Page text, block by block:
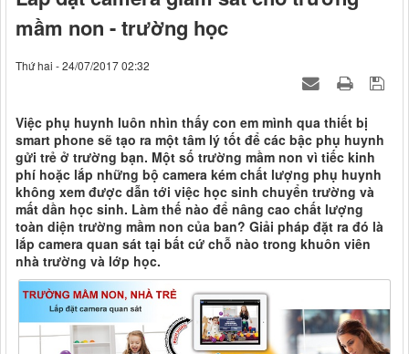
mầm non - trường học
Thứ hai - 24/07/2017 02:32
Việc phụ huynh luôn nhìn thấy con em mình qua thiết bị
smart phone sẽ tạo ra một tâm lý tốt để các bậc phụ huynh
gửi trẻ ở trường bạn. Một số trường mầm non vì tiếc kinh
phí hoặc lắp những bộ camera kém chất lượng phụ huynh
không xem được dẫn tới việc học sinh chuyển trường và
mất dần học sinh. Làm thế nào để nâng cao chất lượng
toàn diện trường mầm non của ban? Giải pháp đặt ra đó là
lắp camera quan sát tại bất cứ chỗ nào trong khuôn viên
nhà trường và lớp học.